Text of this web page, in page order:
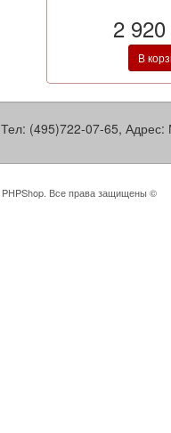
2
В
(495)722-07-65, Адрес:
Все права защищены ©